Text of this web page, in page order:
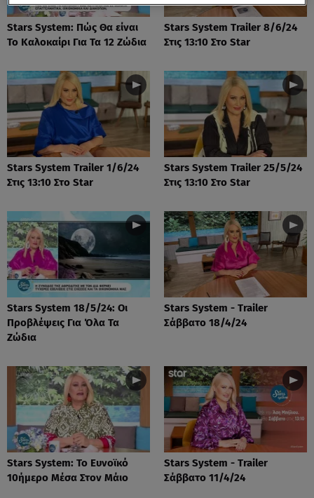
Stars System: Πώς Θα είναι
Το Καλοκαίρι Για Τα 12 Ζώδια
Stars System Trailer 8/6/24
Στις 13:10 Στο Star
Stars System Trailer 1/6/24
Στις 13:10 Στο Star
Stars System Trailer 25/5/24
Στις 13:10 Στο Star
Stars System 18/5/24: Οι
Προβλέψεις Για Όλα Τα
Ζώδια
Stars System - Trailer
Σάββατο 18/4/24
Stars System: Το Ευνοϊκό
10ήμερο Μέσα Στον Μάιο
Stars System - Trailer
Σάββατο 11/4/24